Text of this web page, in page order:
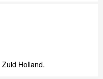
Holland.